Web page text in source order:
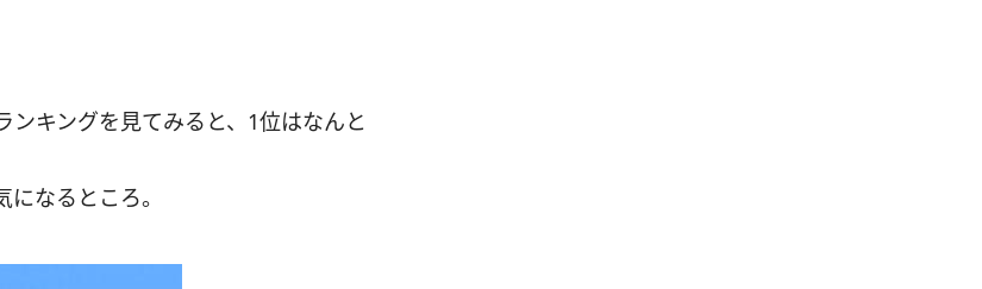
ンキングを見てみると、1位はなんと
なるところ。